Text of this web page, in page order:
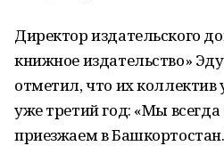
Директор издательского
книжное издательство»
отметил, что их коллектив
уже третий год: «Мы
приезжаем в